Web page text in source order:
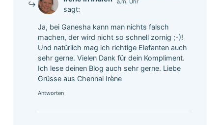
sagt:
a.m. Uhr
Ja, bei Ganesha kann man nichts falsch
machen, der wird nicht so schnell zornig ;-)!
Und natürlich mag ich richtige Elefanten auch
sehr gerne. Vielen Dank für dein Kompliment.
Ich lese deinen Blog auch sehr gerne. Liebe
Grüsse aus Chennai Irène
Antworten